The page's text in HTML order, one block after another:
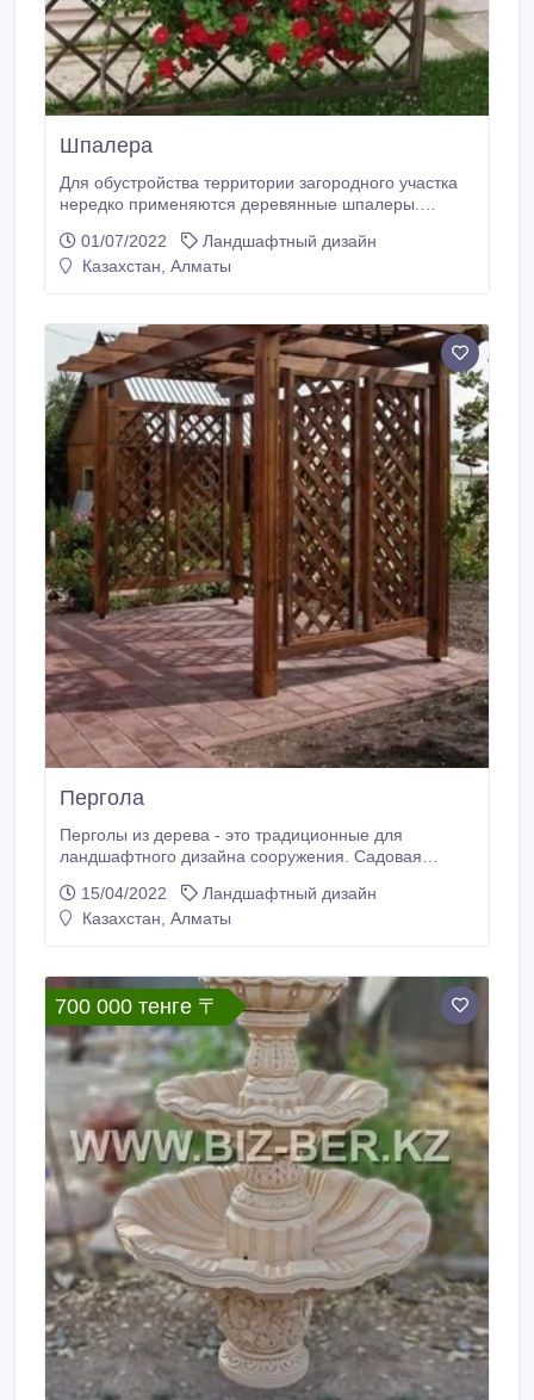
Шпалера
Для обустройства территории загородного участка
нередко применяются деревянные шпалеры.
выполненную из тонких деревянных дощечек, с
виду словно переплетенных между собой, и
придающей дополнительную прочность всей
конструкции.
01/07/2022
Ландшафтный дизайн
Казахстан, Алматы
Пергола
Перголы из дерева - это традиционные для
ландшафтного дизайна сооружения. Садовая
функциональных задач одновременно, при этом
являясь удивительным украшением любого участка.
разнообразные задачи, что подходят для любого
сада.
15/04/2022
Ландшафтный дизайн
Казахстан, Алматы
700 000 тенге 〒